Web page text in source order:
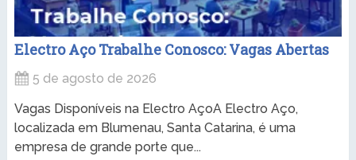
Electro Aço Trabalhe Conosco: Vagas Abertas
5 de agosto de 2026
Vagas Disponíveis na Electro AçoA Electro Aço,
localizada em Blumenau, Santa Catarina, é uma
empresa de grande porte que...